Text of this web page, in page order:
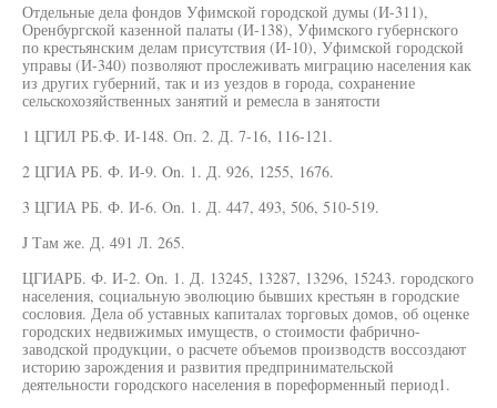
Отдельные дела фондов Уфимской городской думы (И-311),
Оренбургской казенной палаты (И-138), Уфимского губернского
по крестьянским делам присутствия (И-10), Уфимской городской
управы (И-340) позволяют прослеживать миграцию населения как
из других губерний, так и из уездов в города, сохранение
сельскохозяйственных занятий и ремесла в занятости
1 ЦГИЛ РБ.Ф. И-148. Оп. 2. Д. 7-16, 116-121.
2 ЦГИА РБ. Ф. И-9. On. 1. Д. 926, 1255, 1676.
3 ЦГИА РБ. Ф. И-6. On. 1. Д. 447, 493, 506, 510-519.
J Там же. Д. 491 Л. 265.
ЦГИАРБ. Ф. И-2. On. 1. Д. 13245, 13287, 13296, 15243. городского
населения, социальную эволюцию бывших крестьян в городские
сословия. Дела об уставных капиталах торговых домов, об оценке
городских недвижимых имуществ, о стоимости фабрично-
заводской продукции, о расчете объемов производств воссоздают
историю зарождения и развития предпринимательской
деятельности городского населения в пореформенный период1.